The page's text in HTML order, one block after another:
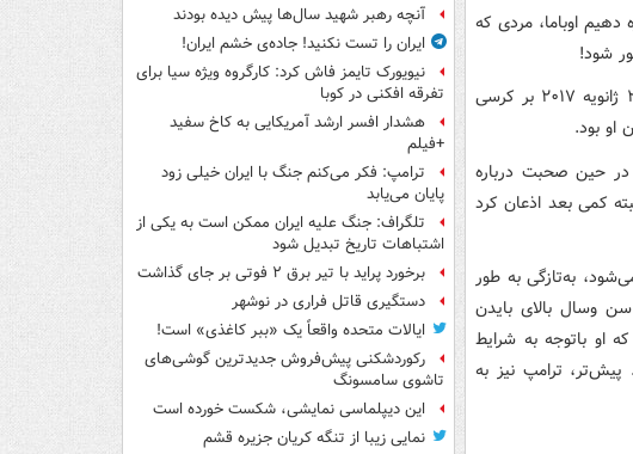
اوباما، مردی که
شود!
اوباما چهل‌وچهارمین رئیس جمهور آمریکا بود. او از ۲۰ ژانویه ۲۰۰۹ تا ۲۰ ژانویه ۲۰۱۷ بر کرسی
او بود.
در حین صحبت درباره
کمی بعد اذعان کرد
می‌شود، به‌تازگی به طور
جمهوری ۲۰۲۴ آرا اعلام کرد. سن وسال بالای بایدن
او باتوجه به شرایط
ترامپ نیز به
آنچه رهبر شهید سال‌ها پیش دیده بودند
ایران را تست نکنید! جاده‌ی خشم ایران!
نیویورک تایمز فاش کرد: کارگروه ویژه سیا برای
تفرقه افکنی در کوبا
هشدار افسر ارشد آمریکایی به کاخ سفید
+فیلم
ترامپ: فکر می‌کنم جنگ با ایران خیلی زود
پایان می‌یابد
تلگراف: جنگ علیه ایران ممکن است به یکی از
اشتباهات تاریخ تبدیل شود
برخورد پراید با تیر برق ۲ فوتی بر جای گذاشت
دستگیری قاتل فراری در نوشهر
ایالات متحده واقعاً یک «ببر کاغذی» است!
رکوردشکنی پیش‌فروش جدیدترین گوشی‌های
تاشوی سامسونگ
این دیپلماسی نمایشی، شکست خورده است
نمایی زیبا از تنگه کریان جزیره قشم